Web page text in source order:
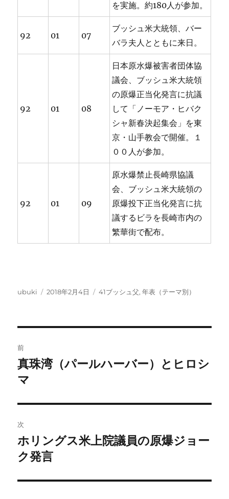
を実施。約180人が参加。
92 01 07
ブッシュ米大統領、バー
バラ夫人とともに来日。
92 01 08
日本原水爆被害者団体協
議会、ブッシュ米大統領
の原爆正当化発言に抗議
して「ノーモア・ヒバク
シャ新春決起集会」を東
京・山手教会で開催。１
００人が参加。
92 01 09
原水爆禁止長崎県協議
会、ブッシュ米大統領の
原爆投下正当化発言に抗
議するビラを長崎市内の
繁華街で配布。
投
ubuki
投
2018年2月4日
カ
41ブッシュ父,年表（テーマ別）
稿
ナ
ビ
ゲ
ー
シ
前
前
の
稿:
真珠湾（パールハーバー）とヒロシ
マ
次
次
の
稿:
ホリングス米上院議員の原爆ジョー
ク発言